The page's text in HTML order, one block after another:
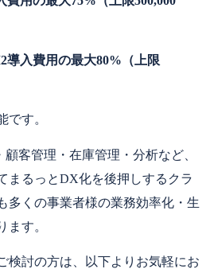
導入費用の最大80%（上限
です。
客管理・在庫管理・分析など、
まるっとDX化を後押しするクラ
多くの事業者様の業務効率化・生
ます。
検討の方は、以下よりお気軽にお